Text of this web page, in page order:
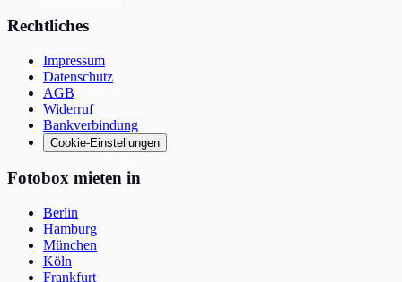
Rechtliches
Impressum
Datenschutz
AGB
Widerruf
Bankverbindung
Cookie-Einstellungen
Fotobox mieten in
Berlin
Hamburg
München
Köln
Frankfurt